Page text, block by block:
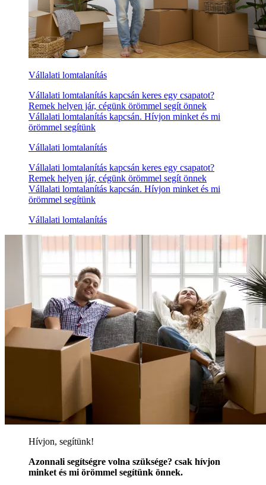
Vállalati lomtalanítás
Vállalati lomtalanítás kapcsán keres egy csapatot?
Remek helyen jár, cégünk örömmel segít önnek
Vállalati lomtalanítás kapcsán. Hívjon minket és mi
örömmel segítünk
Vállalati lomtalanítás
Vállalati lomtalanítás kapcsán keres egy csapatot?
Remek helyen jár, cégünk örömmel segít önnek
Vállalati lomtalanítás kapcsán. Hívjon minket és mi
örömmel segítünk
Vállalati lomtalanítás
Hívjon, segítünk!
Azonnali segítségre volna szüksége? csak hívjon
minket és mi örömmel segítünk önnek.